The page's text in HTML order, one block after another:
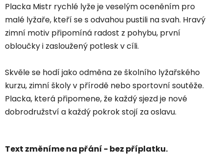
Placka Mistr rychlé lyže je veselým oceněním pro
malé lyžaře, kteří se s odvahou pustili na svah. Hravý
zimní motiv připomíná radost z pohybu, první
obloučky i zasloužený potlesk v cíli.
Skvěle se hodí jako odměna ze školního lyžařského
kurzu, zimní školy v přírodě nebo sportovní soutěže.
Placka, která připomene, že každý sjezd je nové
dobrodružství a každý pokrok stojí za oslavu.
Text změníme na přání - bez příplatku.